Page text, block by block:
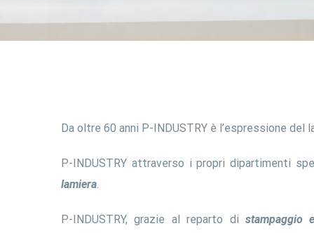
Da oltre 60 anni P-INDUSTRY è l’espressione
P-INDUSTRY attraverso i propri dipartimenti
lamiera.
P-INDUSTRY, grazie al reparto di stampaggio